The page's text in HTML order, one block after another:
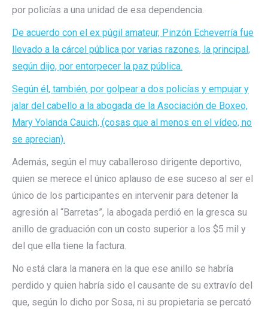
por policías a una unidad de esa dependencia.
De acuerdo con el ex púgil amateur, Pinzón Echeverría fue
llevado a la cárcel pública por varias razones, la principal,
según dijo, por entorpecer la paz pública.
Según él, también, por golpear a dos policías y empujar y
jalar del cabello a la abogada de la Asociación de Boxeo,
Mary Yolanda Cauich, (cosas que al menos en el vídeo, no
se aprecian).
Además, según el muy caballeroso dirigente deportivo,
quien se merece el único aplauso de ese suceso al ser el
único de los participantes en intervenir para detener la
agresión al “Barretas”, la abogada perdió en la gresca su
anillo de graduación con un costo superior a los $5 mil y
del que ella tiene la factura.
No está clara la manera en la que ese anillo se habría
perdido y quien habría sido el causante de su extravío del
que, según lo dicho por Sosa, ni su propietaria se percató